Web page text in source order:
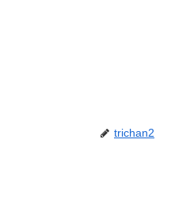
trichan2